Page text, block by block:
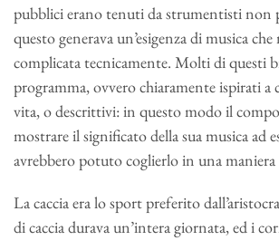
pubblici erano tenuti da strumentisti non
questo generava un’esigenza di musica
complicata tecnicamente. Molti di questi
programma, ovvero chiaramente ispirati a
vita, o descrittivi: in questo modo il
mostrare il significato della sua musica ad
avrebbero potuto coglierlo in una maniera
La caccia era lo sport preferito
di caccia durava un’intera giornata, ed i